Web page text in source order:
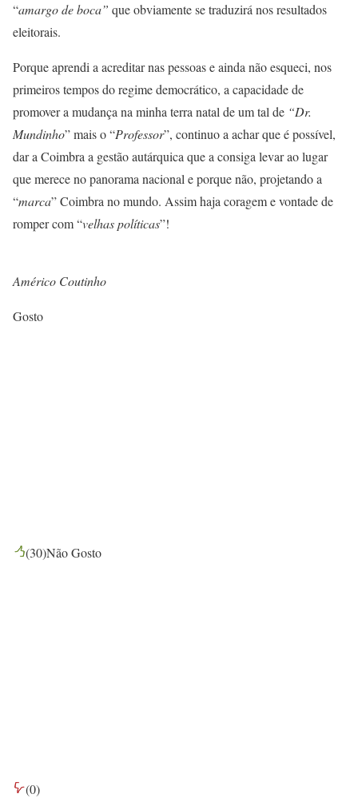
“amargo de boca” que obviamente se traduzirá nos resultados
eleitorais.
Porque aprendi a acreditar nas pessoas e ainda não esqueci, nos
primeiros tempos do regime democrático, a capacidade de
promover a mudança na minha terra natal de um tal de “Dr.
Mundinho” mais o “Professor”, continuo a achar que é possível,
dar a Coimbra a gestão autárquica que a consiga levar ao lugar
que merece no panorama nacional e porque não, projetando a
“marca” Coimbra no mundo. Assim haja coragem e vontade de
romper com “velhas políticas”!
Américo Coutinho
Gosto
(30)Não Gosto
(0)